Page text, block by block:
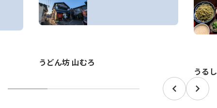
うどん坊 山むろ
うる